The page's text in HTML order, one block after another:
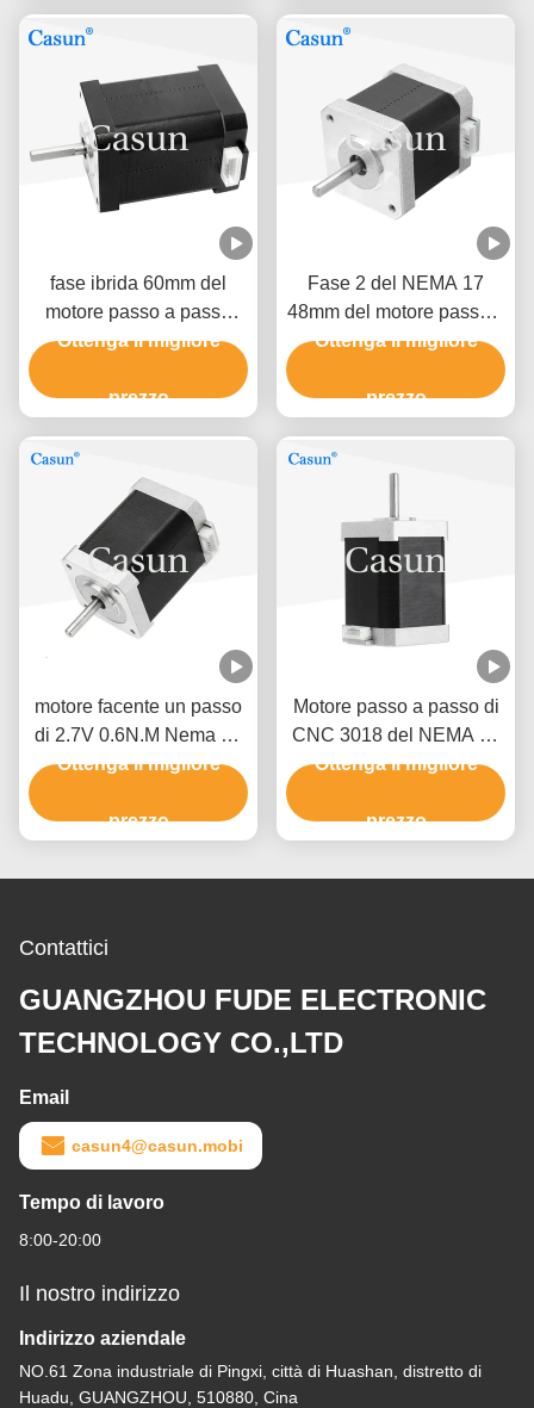
fase ibrida 60mm del
motore passo a passo
0.5A 0,78 N. m2 di Nema
Ottenga il migliore
prezzo
Fase 2 del NEMA 17
48mm del motore passo a
passo 1.5A del NEMA 17
gradi
Ottenga il migliore
prezzo
motore facente un passo
di 2.7V 0.6N.M Nema 17
per lo strumento di misura
Ottenga il migliore
prezzo
Motore passo a passo di
CNC 3018 del NEMA 17
del router unipolare 1.7A
Ottenga il migliore
prezzo
Contattici
GUANGZHOU FUDE ELECTRONIC
TECHNOLOGY CO.,LTD
Email
casun4@casun.mobi
Tempo di lavoro
8:00-20:00
Il nostro indirizzo
Indirizzo aziendale
NO.61 Zona industriale di Pingxi, città di Huashan, distretto di
Huadu, GUANGZHOU, 510880, Cina